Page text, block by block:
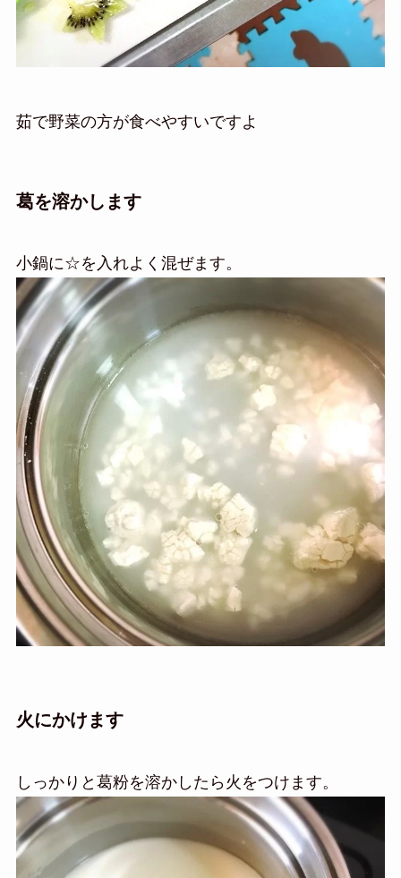
茹で野菜の方が食べやすいですよ
葛を溶かします
小鍋に☆を入れよく混ぜます。
火にかけます
しっかりと葛粉を溶かしたら火をつけます。